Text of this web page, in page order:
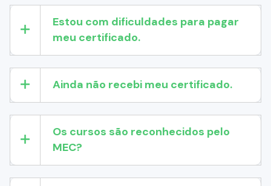
Estou com dificuldades para pagar
meu certificado.
Ainda não recebi meu certificado.
Os cursos são reconhecidos pelo
MEC?